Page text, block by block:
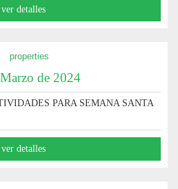
ver detalles
de 2024
PARA SEMANA SANTA
ver detalles